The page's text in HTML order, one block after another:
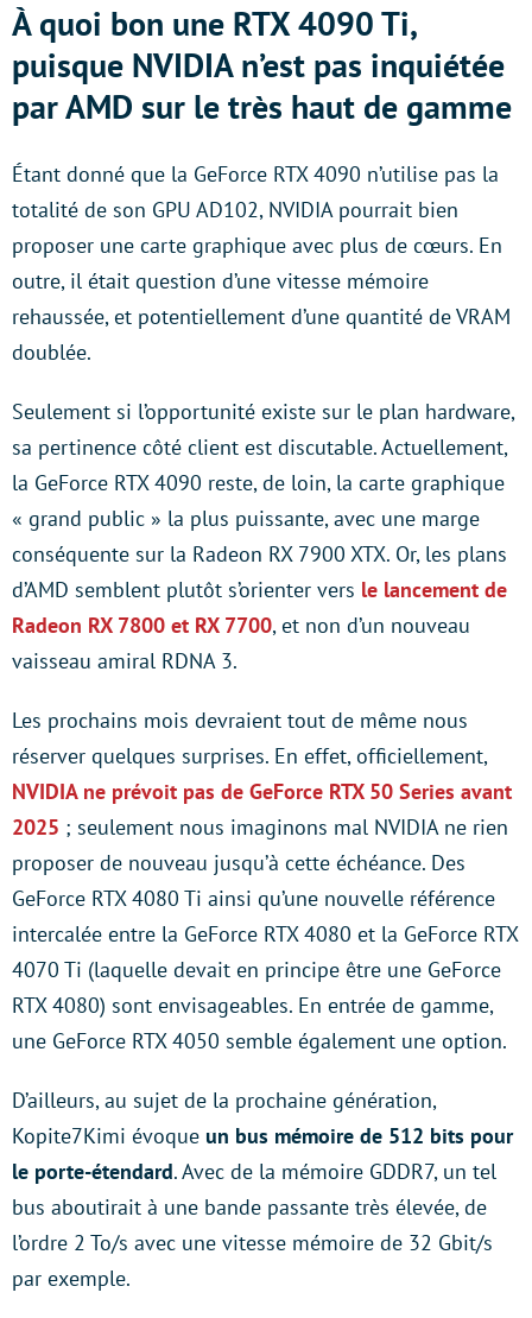
À quoi bon une RTX 4090 Ti,
puisque NVIDIA n’est pas inquiétée
par AMD sur le très haut de gamme
Étant donné que la GeForce RTX 4090 n’utilise pas la
totalité de son GPU AD102, NVIDIA pourrait bien
proposer une carte graphique avec plus de cœurs. En
outre, il était question d’une vitesse mémoire
rehaussée, et potentiellement d’une quantité de VRAM
doublée.
Seulement si l’opportunité existe sur le plan hardware,
sa pertinence côté client est discutable. Actuellement,
la GeForce RTX 4090 reste, de loin, la carte graphique
« grand public » la plus puissante, avec une marge
conséquente sur la Radeon RX 7900 XTX. Or, les plans
d’AMD semblent plutôt s’orienter vers le lancement de
Radeon RX 7800 et RX 7700, et non d’un nouveau
vaisseau amiral RDNA 3.
Les prochains mois devraient tout de même nous
réserver quelques surprises. En effet, officiellement,
NVIDIA ne prévoit pas de GeForce RTX 50 Series avant
2025 ; seulement nous imaginons mal NVIDIA ne rien
proposer de nouveau jusqu’à cette échéance. Des
GeForce RTX 4080 Ti ainsi qu’une nouvelle référence
intercalée entre la GeForce RTX 4080 et la GeForce RTX
4070 Ti (laquelle devait en principe être une GeForce
RTX 4080) sont envisageables. En entrée de gamme,
une GeForce RTX 4050 semble également une option.
D’ailleurs, au sujet de la prochaine génération,
Kopite7Kimi évoque un bus mémoire de 512 bits pour
le porte-étendard. Avec de la mémoire GDDR7, un tel
bus aboutirait à une bande passante très élevée, de
l’ordre 2 To/s avec une vitesse mémoire de 32 Gbit/s
par exemple.